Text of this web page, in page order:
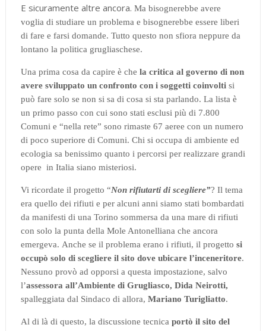
E sicuramente altre ancora. Ma bisognerebbe avere
voglia di studiare un problema e bisognerebbe essere liberi
di fare e farsi domande. Tutto questo non sfiora neppure da
lontano la politica grugliaschese.
Una prima cosa da capire è che la critica al governo di non
avere sviluppato un confronto con i soggetti coinvolti si
può fare solo se non si sa di cosa si sta parlando. La lista è
un primo passo con cui sono stati esclusi più di 7.800
Comuni e “nella rete” sono rimaste 67 aeree con un numero
di poco superiore di Comuni. Chi si occupa di ambiente ed
ecologia sa benissimo quanto i percorsi per realizzare grandi
opere in Italia siano misteriosi.
Vi ricordate il progetto “Non rifiutarti di scegliere”? Il tema
era quello dei rifiuti e per alcuni anni siamo stati bombardati
da manifesti di una Torino sommersa da una mare di rifiuti
con solo la punta della Mole Antonelliana che ancora
emergeva. Anche se il problema erano i rifiuti, il progetto si
occupò solo di scegliere il sito dove ubicare l’inceneritore.
Nessuno provò ad opporsi a questa impostazione, salvo
l’assessora all’Ambiente di Grugliasco, Dida Neirotti,
spalleggiata dal Sindaco di allora, Mariano Turigliatto.
Al di là di questo, la discussione tecnica portò il sito del